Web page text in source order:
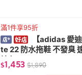
滿1件享95折
【adidas 愛
te 22 防水拖鞋 不發臭
地色 HP6518
$1,453 $1,890